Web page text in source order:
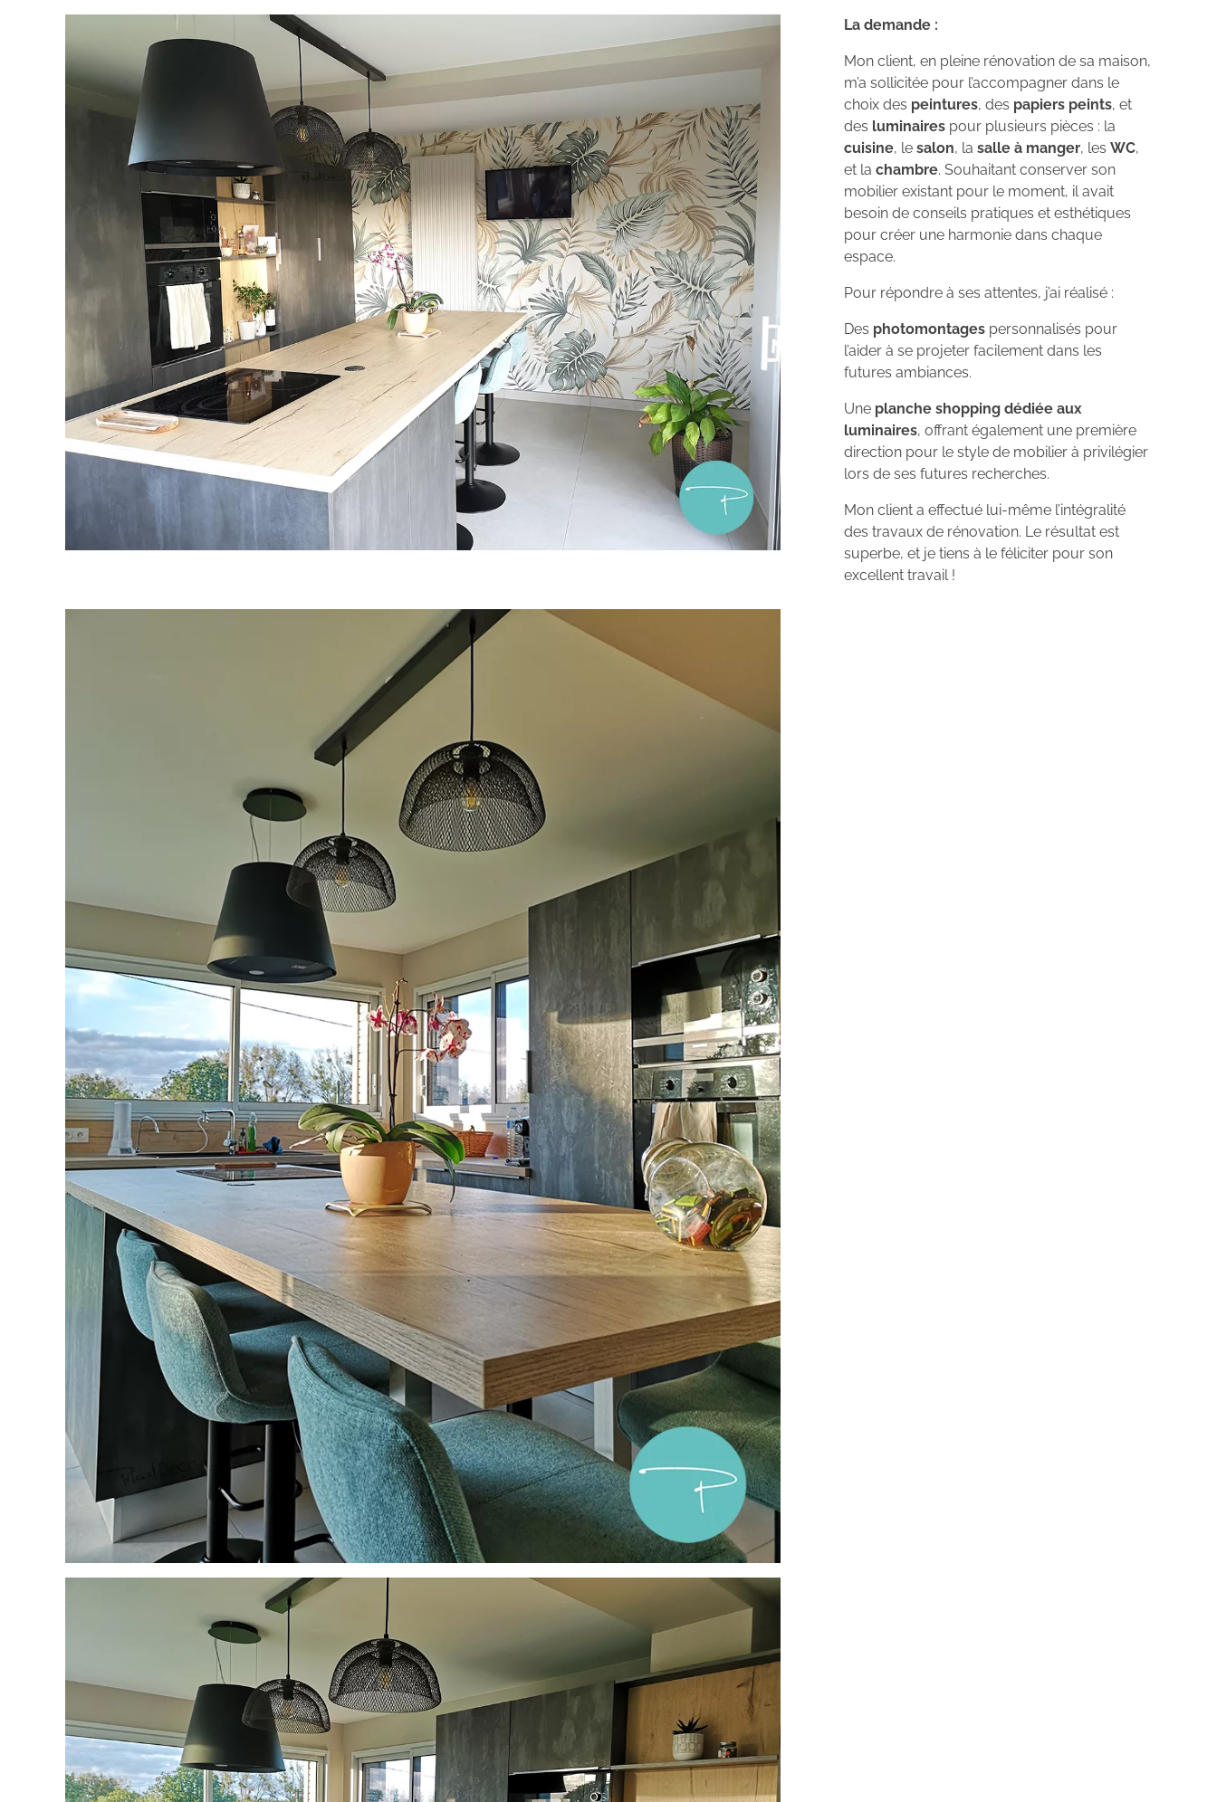
La demande :
Mon client, en pleine rénovation de sa maison,
m’a sollicitée pour l’accompagner dans le
choix des peintures, des papiers peints, et
des luminaires pour plusieurs pièces : la
cuisine, le salon, la salle à manger, les WC,
et la chambre. Souhaitant conserver son
mobilier existant pour le moment, il avait
besoin de conseils pratiques et esthétiques
pour créer une harmonie dans chaque
espace.
Pour répondre à ses attentes, j’ai réalisé :
Des photomontages personnalisés pour
l’aider à se projeter facilement dans les
futures ambiances.
Une planche shopping dédiée aux
luminaires, offrant également une première
direction pour le style de mobilier à privilégier
lors de ses futures recherches.
Mon client a effectué lui-même l’intégralité
des travaux de rénovation. Le résultat est
superbe, et je tiens à le féliciter pour son
excellent travail !